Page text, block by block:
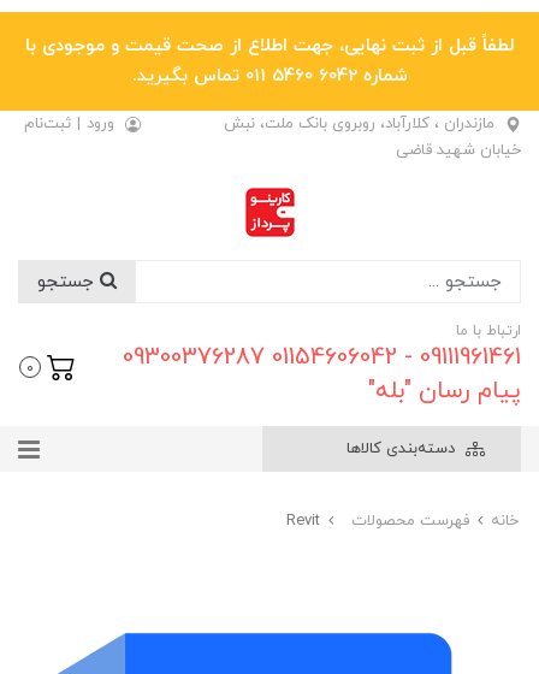
لطفاً قبل از ثبت نهایی، جهت اطلاع از صحت قیمت و موجودی با
شماره 6042 5460 011 تماس بگیرید.
مازندران ، کلارآباد، روبروی بانک ملت، نبش
خیابان شهید قاضی
ورود | ثبت‌نام
ارتباط با ما
09111961461 - 01154606042 09300376287
پیام رسان "بله"
0
دسته‌بندی کالاها
خانه فهرست محصولات Revit